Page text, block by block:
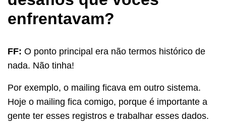
enfrentavam?
FF: O ponto principal era não termos histórico de
nada. Não tinha!
Por exemplo, o mailing ficava em outro sistema.
Hoje o mailing fica comigo, porque é importante a
gente ter esses registros e trabalhar esses dados.